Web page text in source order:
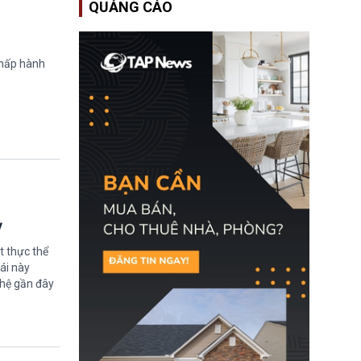
hành
thực thể
này
gần đây
nguy cơ thiếu hụt lực
lượng trầm trọng. Điều
này cần được đặc biệt
chú ý bởi nếu các siêu
bão đổ bộ Hoa Kỳ ở nửa
cuối năm 2026, lực
lượng ứng phó “mỏng”
có thể làm nghẽn công
tác cứu trợ; dẫn đến hệ
thống ứng phó khẩn cấp
quốc gia quá tải.
QUẢNG CÁO